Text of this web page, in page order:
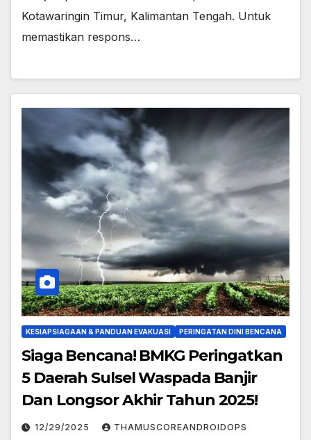
Kotawaringin Timur, Kalimantan Tengah. Untuk
memastikan respons…
KESIAPSIAGAAN & PANDUAN EVAKUASI PERINGATAN DINI BENCANA
Siaga Bencana! BMKG Peringatkan
5 Daerah Sulsel Waspada Banjir
Dan Longsor Akhir Tahun 2025!
12/29/2025 THAMUSCOREANDROIDOPS